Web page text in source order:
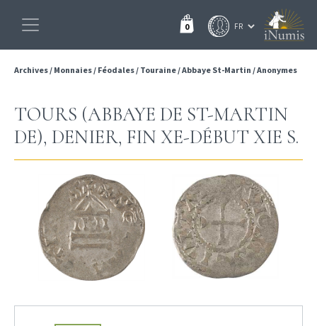
0
Archives/ Monnaies/ Féodales/ Touraine/Abbaye St-Martin /Anonymes
TOURS (ABBAYE DE ST-MARTIN
DE), DENIER, FIN XE-DÉBUT XIE S.